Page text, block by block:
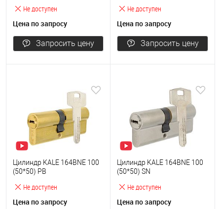
Не доступен
Цена по запросу
Запросить цену
Не доступен
Цена по запросу
Запросить цену
Не доступен
Цилиндр KALE 164BNE 100
(50*50) PB
Цена по запросу
Не доступен
Цилиндр KALE 164BNE 100
(50*50) SN
Цена по запросу